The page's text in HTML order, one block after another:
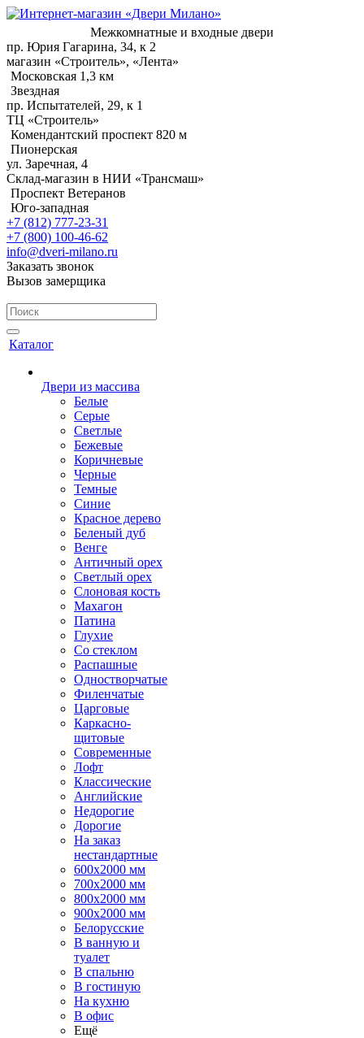
Межкомнатные и входные двери
пр. Юрия Гагарина, 34, к 2
магазин «Строитель», «Лента»
Московская 1,3 км
Звездная
пр. Испытателей, 29, к 1
ТЦ «Строитель»
Комендантский проспект 820 м
Пионерская
ул. Заречная, 4
Склад-магазин в НИИ «Трансмаш»
Проспект Ветеранов
Юго-западная
+7 (812) 777-23-31
+7 (800) 100-46-62
info@dveri-milano.ru
Заказать звонок
Вызов замерщика
Каталог
Двери из массива
Белые
Серые
Светлые
Бежевые
Коричневые
Черные
Темные
Синие
Красное дерево
Беленый дуб
Венге
Античный орех
Светлый орех
Слоновая кость
Махагон
Патина
Глухие
Со стеклом
Распашные
Одностворчатые
Филенчатые
Царговые
Каркасно-
щитовые
Современные
Лофт
Классические
Английские
Недорогие
Дорогие
На заказ
нестандартные
600х2000 мм
700х2000 мм
800х2000 мм
900х2000 мм
Белорусские
В ванную и
туалет
В спальню
В гостиную
На кухню
В офис
Ещё